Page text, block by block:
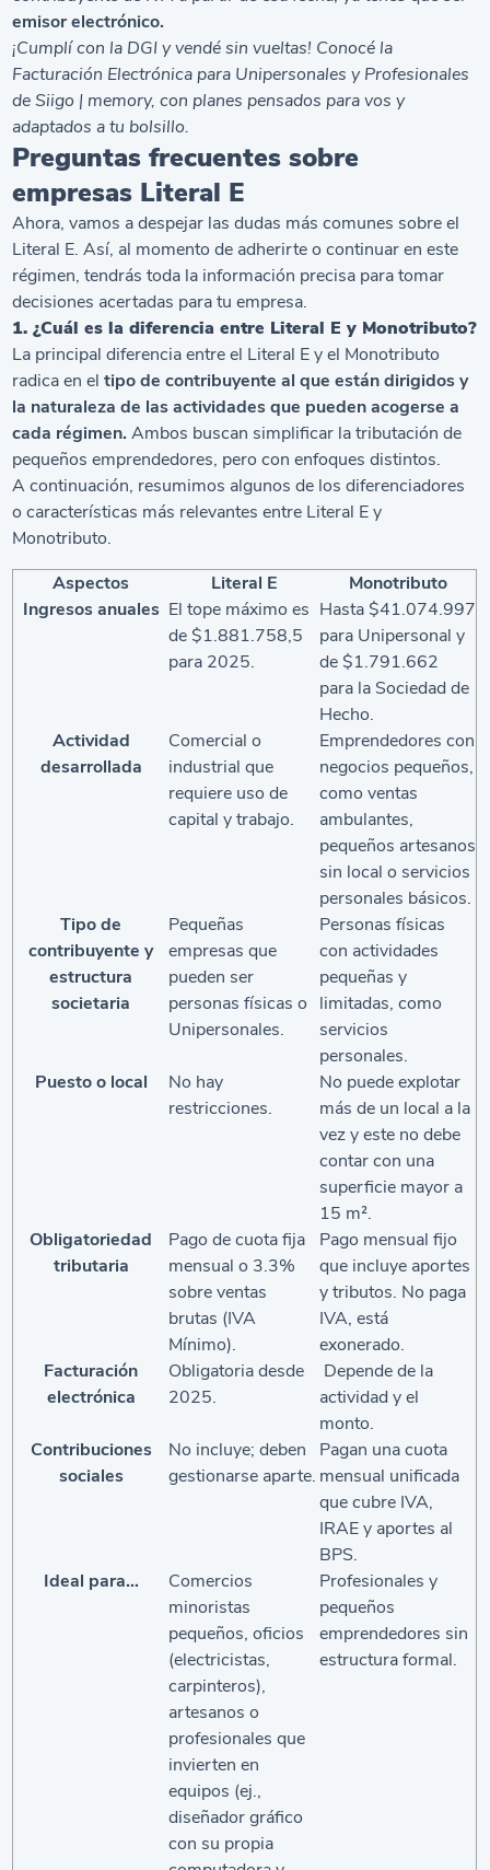
emisor electrónico.
¡Cumplí con la DGI y vendé sin vueltas! Conocé la
Facturación Electrónica para Unipersonales y Profesionales
de Siigo | memory, con planes pensados para vos y
adaptados a tu bolsillo.
Preguntas frecuentes sobre
empresas Literal E
Ahora, vamos a despejar las dudas más comunes sobre el
Literal E. Así, al momento de adherirte o continuar en este
régimen, tendrás toda la información precisa para tomar
decisiones acertadas para tu empresa.
1. ¿Cuál es la diferencia entre Literal E y Monotributo?
La principal diferencia entre el Literal E y el Monotributo
radica en eltipo de contribuyente al que están dirigidos y
la naturaleza de las actividades que pueden acogerse a
cada régimen. Ambos buscan simplificar la tributación de
pequeños emprendedores, pero con enfoques distintos.
A continuación, resumimos algunos de los diferenciadores
o características más relevantes entre Literal E y
Monotributo.
Aspectos
Literal E
Monotributo
Ingresos anuales El tope máximo es
de $1.881.758,5
para 2025.
Hasta $41.074.997
para Unipersonal y
de $1.791.662
para la Sociedad de
Hecho.
Actividad
desarrollada
Comercial o
industrial que
requiere uso de
capital y trabajo.
Emprendedores con
negocios pequeños,
como ventas
ambulantes,
pequeños artesanos
sin local o servicios
personales básicos.
Tipo de
contribuyente y
estructura
societaria
Pequeñas
empresas que
pueden ser
personas físicas o
Unipersonales.
Personas físicas
con actividades
pequeñas y
limitadas, como
servicios
personales.
Puesto o local
No hay
restricciones.
No puede explotar
más de un local a la
vez y este no debe
contar con una
superficie mayor a
15 m².
Obligatoriedad
tributaria
Pago de cuota fija
mensual o 3.3%
sobre ventas
brutas (IVA
Mínimo).
Pago mensual fijo
que incluye aportes
y tributos. No paga
IVA, está
exonerado.
Facturación
electrónica
Obligatoria desde
2025.
Depende de la
actividad y el
monto.
Contribuciones
sociales
No incluye; deben
gestionarse aparte.
Pagan una cuota
mensual unificada
que cubre IVA,
IRAE y aportes al
BPS.
Ideal para…
Comercios
minoristas
pequeños, oficios
(electricistas,
carpinteros),
artesanos o
profesionales que
invierten en
equipos (ej.,
diseñador gráfico
con su propia
Profesionales y
pequeños
emprendedores sin
estructura formal.